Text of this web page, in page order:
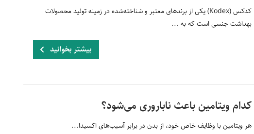
کدکس (Kodex) یکی از برندهای معتبر و شناخته‌شده در زمینه تولید محصولات
بهداشت جنسی است که به ...
بیشتر بخوانید
کدام ویتامین باعث ناباروری می‌شود؟
هر ویتامین با وظایف خاص خود، از بدن در برابر آسیب‌های اکسیدا...